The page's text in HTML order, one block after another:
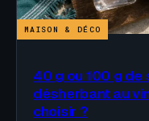
MAISON & DÉCO
40 g ou 100 g
désherbant au
choisir ?